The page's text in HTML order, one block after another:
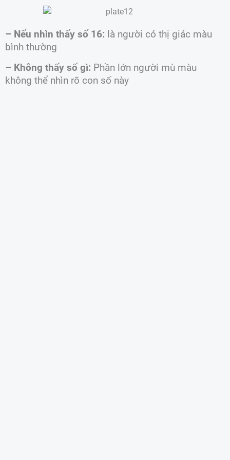
– Nếu nhìn thấy số 16: là người có thị giác màu
bình thường
– Không thấy số gì: Phần lớn người mù màu
không thể nhìn rõ con số này